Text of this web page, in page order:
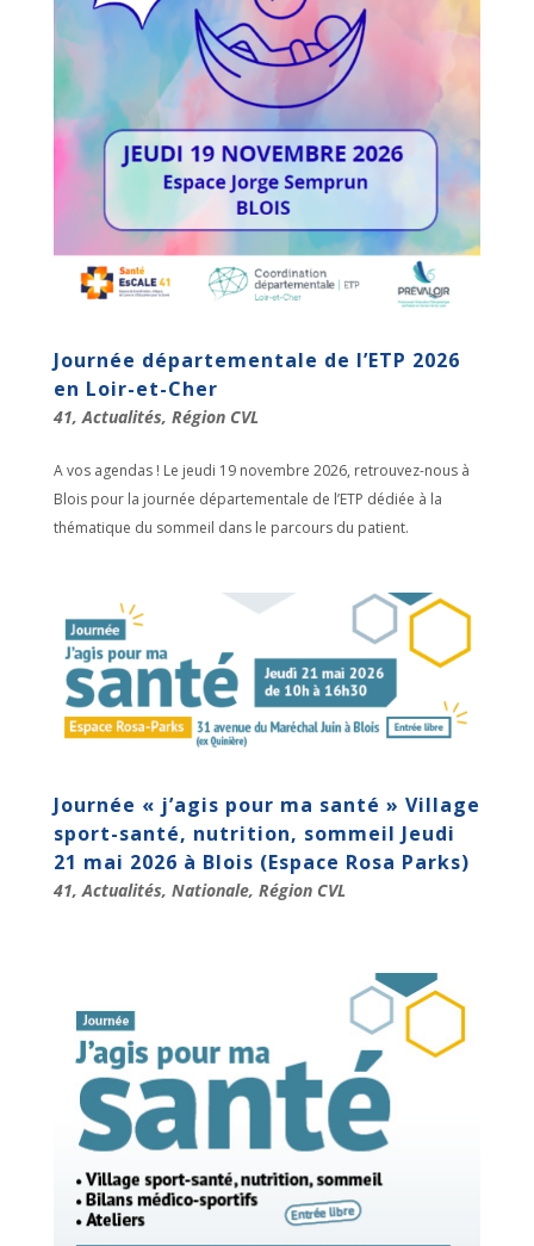
Journée départementale de l’ETP 2026
en Loir-et-Cher
41, Actualités, Région CVL
A vos agendas ! Le jeudi 19 novembre 2026, retrouvez-nous à
Blois pour la journée départementale de l’ETP dédiée à la
thématique du sommeil dans le parcours du patient.
Journée « j’agis pour ma santé » Village
sport-santé, nutrition, sommeil Jeudi
21 mai 2026 à Blois (Espace Rosa Parks)
41, Actualités, Nationale, Région CVL